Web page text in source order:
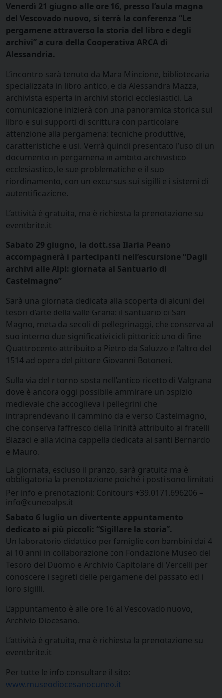
Venerdì 21 giugno alle ore 16, presso l’aula magna
del Vescovado nuovo, si terrà la conferenza “Le
pergamene attraverso la storia del libro e degli
archivi” a cura della Cooperativa ARCA di
Alessandria.
L’incontro sarà tenuto da Mara Mincione, bibliotecaria
specializzata in libro antico, e da Alessandra Mazza,
archivista esperta in archivi storici ecclesiastici. La
comunicazione inizierà con una panoramica storica sul
libro e sui supporti di scrittura con particolare
attenzione alla pergamena: tecniche produttive,
caratteristiche e usi. Verrà quindi presentato l’uso di un
documento in pergamena in ambito archivistico
ecclesiastico, le sue problematiche e il suo
riordinamento, con un excursus sui sigilli e i sistemi di
autentificazione.
L’attività è gratuita, ma è richiesta la prenotazione su
eventbrite.it
Sabato 29 giugno, la dott.ssa Ilaria Peano
accompagnerà i partecipanti nell’escursione “Dagli
archivi alle Alpi: giornata al Santuario di
Castelmagno”
Sarà una giornata dedicata alla scoperta di alcuni dei
tesori d’arte della valle Grana: il santuario di San
Magno, meta da secoli di pellegrinaggi, che conserva al
suo interno due significativi cicli pittorici: uno di fine
Quattrocento attribuito a Pietro da Saluzzo e l’altro del
1514 ad opera del pittore Giovanni Botoneri.
Sulla via del ritorno sosta nell’antico ricetto di Valgrana
dove è ancora oggi possibile ammirare un ospizio
medievale che accoglieva i pellegrini che
intraprendevano il cammino da e verso Castelmagno,
che conserva l’affresco della Trinità attribuito ai fratelli
Biazaci e alla vicina cappella dedicata ai santi Bernardo
e Mauro.
La giornata, escluso il pranzo, sarà gratuita ma è
obbligatoria la prenotazione poiché i posti sono limitati
Per info e prenotazioni: Conitours +39.0171.696206 –
info@cuneoalps.it
Sabato 6 luglio un divertente appuntamento
dedicato ai più piccoli: “Sigillare la storia”.
Un laboratorio didattico per famiglie con bambini dai 4
ai 10 anni in collaborazione con Fondazione Museo del
Tesoro del Duomo e Archivio Capitolare di Vercelli per
conoscere i segreti delle pergamene del passato ed i
loro sigilli.
L’appuntamento è alle ore 16 al Vescovado nuovo,
Archivio Diocesano.
L’attività è gratuita, ma è richiesta la prenotazione su
eventbrite.it
Per tutte le info consultare il sito:
www.museodiocesanocuneo.it